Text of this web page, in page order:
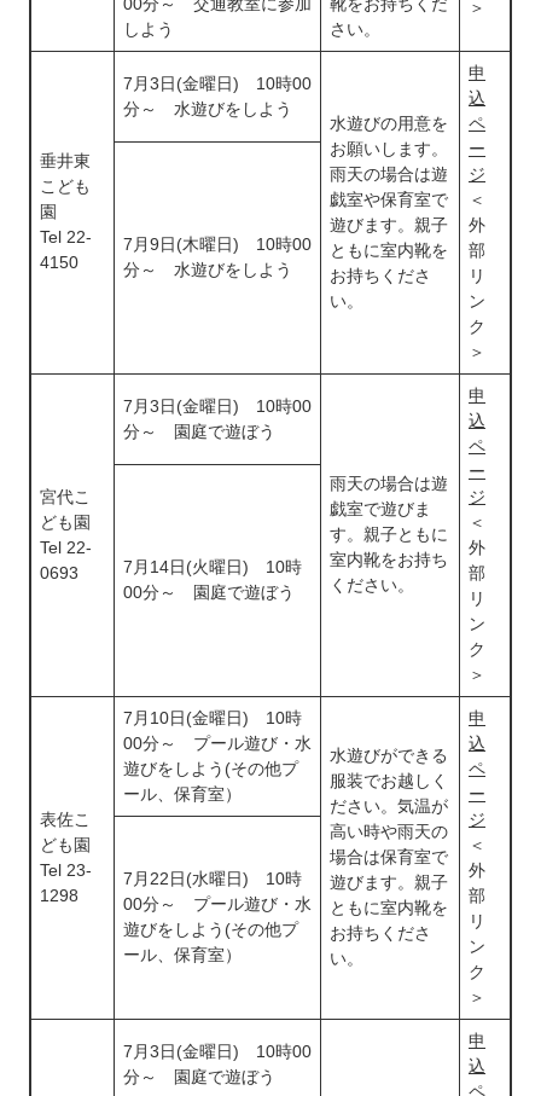
＞
00分～ 交通教室に参加
しよう
靴をお持ちくだ
さい。
垂井東
こども
園
Tel 22-
4150
7月3日(金曜日) 10時00
分～ 水遊びをしよう
水遊びの用意を
お願いします。
雨天の場合は遊
戯室や保育室で
遊びます。親子
ともに室内靴を
お持ちくださ
い。
申
込
ペ
ー
ジ
＜
外
部
リ
ン
ク
＞
7月9日(木曜日) 10時00
分～ 水遊びをしよう
宮代こ
ども園
Tel 22-
0693
7月3日(金曜日) 10時00
分～ 園庭で遊ぼう
雨天の場合は遊
戯室で遊びま
す。親子ともに
室内靴をお持ち
ください。
申
込
ペ
ー
ジ
＜
外
部
リ
ン
ク
＞
7月14日(火曜日) 10時
00分～ 園庭で遊ぼう
表佐こ
ども園
Tel 23-
1298
7月10日(金曜日) 10時
00分～ プール遊び・水
遊びをしよう(その他プ
ール、保育室）
水遊びができる
服装でお越しく
ださい。気温が
高い時や雨天の
場合は保育室で
遊びます。親子
ともに室内靴を
お持ちくださ
い。
申
込
ペ
ー
ジ
＜
外
部
リ
ン
ク
＞
7月22日(水曜日) 10時
00分～ プール遊び・水
遊びをしよう(その他プ
ール、保育室）
7月3日(金曜日) 10時00
分～ 園庭で遊ぼう
申
込
ペ